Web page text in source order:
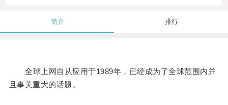
简介 排行
全球上网自从应用于1989年，已经成为了全球范围内并
且事关重大的话题。